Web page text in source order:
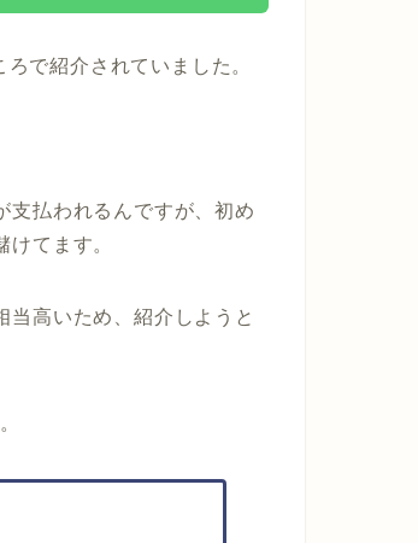
で紹介されていました。
支払われるんですが、初め
てます。
当高いため、紹介しようと